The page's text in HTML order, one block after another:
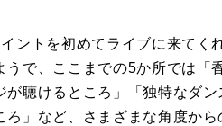
ントを初めてライブに来てく
で、ここまでの5か所では「
聴けるところ」「独特なダン
」など、さまざまな角度から